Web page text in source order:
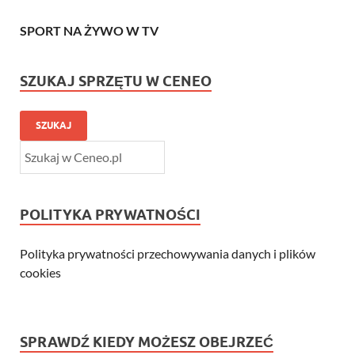
SPORT NA ŻYWO W TV
SZUKAJ SPRZĘTU W CENEO
SZUKAJ
POLITYKA PRYWATNOŚCI
Polityka prywatności przechowywania danych i plików
cookies
SPRAWDŹ KIEDY MOŻESZ OBEJRZEĆ